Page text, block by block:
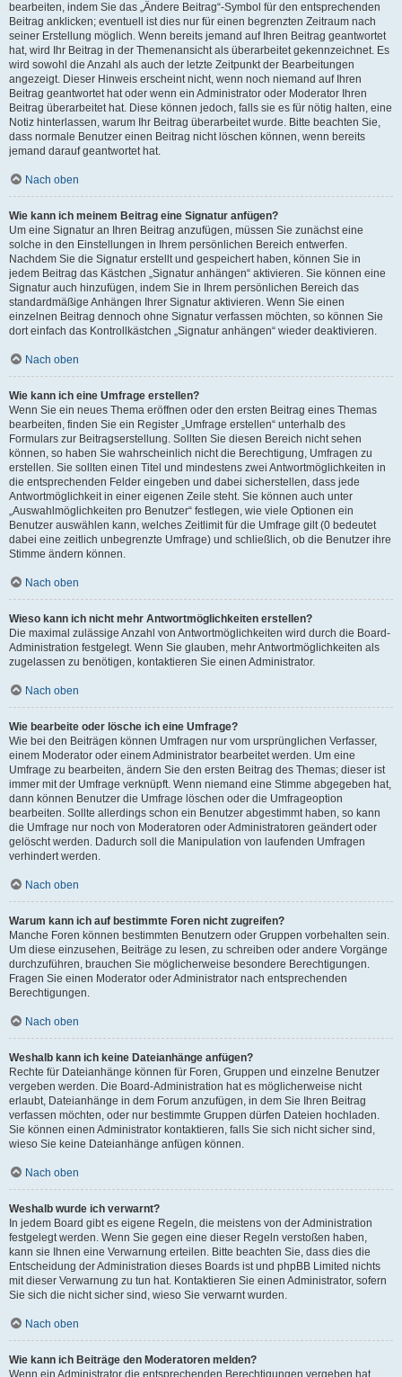
bearbeiten, indem Sie das „Ändere Beitrag“-Symbol für den entsprechenden
Beitrag anklicken; eventuell ist dies nur für einen begrenzten Zeitraum nach
seiner Erstellung möglich. Wenn bereits jemand auf Ihren Beitrag geantwortet
hat, wird Ihr Beitrag in der Themenansicht als überarbeitet gekennzeichnet. Es
wird sowohl die Anzahl als auch der letzte Zeitpunkt der Bearbeitungen
angezeigt. Dieser Hinweis erscheint nicht, wenn noch niemand auf Ihren
Beitrag geantwortet hat oder wenn ein Administrator oder Moderator Ihren
Beitrag überarbeitet hat. Diese können jedoch, falls sie es für nötig halten, eine
Notiz hinterlassen, warum Ihr Beitrag überarbeitet wurde. Bitte beachten Sie,
dass normale Benutzer einen Beitrag nicht löschen können, wenn bereits
jemand darauf geantwortet hat.
Nach oben
Wie kann ich meinem Beitrag eine Signatur anfügen?
Um eine Signatur an Ihren Beitrag anzufügen, müssen Sie zunächst eine
solche in den Einstellungen in Ihrem persönlichen Bereich entwerfen.
Nachdem Sie die Signatur erstellt und gespeichert haben, können Sie in
jedem Beitrag das Kästchen „Signatur anhängen“ aktivieren. Sie können eine
Signatur auch hinzufügen, indem Sie in Ihrem persönlichen Bereich das
standardmäßige Anhängen Ihrer Signatur aktivieren. Wenn Sie einen
einzelnen Beitrag dennoch ohne Signatur verfassen möchten, so können Sie
dort einfach das Kontrollkästchen „Signatur anhängen“ wieder deaktivieren.
Nach oben
Wie kann ich eine Umfrage erstellen?
Wenn Sie ein neues Thema eröffnen oder den ersten Beitrag eines Themas
bearbeiten, finden Sie ein Register „Umfrage erstellen“ unterhalb des
Formulars zur Beitragserstellung. Sollten Sie diesen Bereich nicht sehen
können, so haben Sie wahrscheinlich nicht die Berechtigung, Umfragen zu
erstellen. Sie sollten einen Titel und mindestens zwei Antwortmöglichkeiten in
die entsprechenden Felder eingeben und dabei sicherstellen, dass jede
Antwortmöglichkeit in einer eigenen Zeile steht. Sie können auch unter
„Auswahlmöglichkeiten pro Benutzer“ festlegen, wie viele Optionen ein
Benutzer auswählen kann, welches Zeitlimit für die Umfrage gilt (0 bedeutet
dabei eine zeitlich unbegrenzte Umfrage) und schließlich, ob die Benutzer ihre
Stimme ändern können.
Nach oben
Wieso kann ich nicht mehr Antwortmöglichkeiten erstellen?
Die maximal zulässige Anzahl von Antwortmöglichkeiten wird durch die Board-
Administration festgelegt. Wenn Sie glauben, mehr Antwortmöglichkeiten als
zugelassen zu benötigen, kontaktieren Sie einen Administrator.
Nach oben
Wie bearbeite oder lösche ich eine Umfrage?
Wie bei den Beiträgen können Umfragen nur vom ursprünglichen Verfasser,
einem Moderator oder einem Administrator bearbeitet werden. Um eine
Umfrage zu bearbeiten, ändern Sie den ersten Beitrag des Themas; dieser ist
immer mit der Umfrage verknüpft. Wenn niemand eine Stimme abgegeben hat,
dann können Benutzer die Umfrage löschen oder die Umfrageoption
bearbeiten. Sollte allerdings schon ein Benutzer abgestimmt haben, so kann
die Umfrage nur noch von Moderatoren oder Administratoren geändert oder
gelöscht werden. Dadurch soll die Manipulation von laufenden Umfragen
verhindert werden.
Nach oben
Warum kann ich auf bestimmte Foren nicht zugreifen?
Manche Foren können bestimmten Benutzern oder Gruppen vorbehalten sein.
Um diese einzusehen, Beiträge zu lesen, zu schreiben oder andere Vorgänge
durchzuführen, brauchen Sie möglicherweise besondere Berechtigungen.
Fragen Sie einen Moderator oder Administrator nach entsprechenden
Berechtigungen.
Nach oben
Weshalb kann ich keine Dateianhänge anfügen?
Rechte für Dateianhänge können für Foren, Gruppen und einzelne Benutzer
vergeben werden. Die Board-Administration hat es möglicherweise nicht
erlaubt, Dateianhänge in dem Forum anzufügen, in dem Sie Ihren Beitrag
verfassen möchten, oder nur bestimmte Gruppen dürfen Dateien hochladen.
Sie können einen Administrator kontaktieren, falls Sie sich nicht sicher sind,
wieso Sie keine Dateianhänge anfügen können.
Nach oben
Weshalb wurde ich verwarnt?
In jedem Board gibt es eigene Regeln, die meistens von der Administration
festgelegt werden. Wenn Sie gegen eine dieser Regeln verstoßen haben,
kann sie Ihnen eine Verwarnung erteilen. Bitte beachten Sie, dass dies die
Entscheidung der Administration dieses Boards ist und phpBB Limited nichts
mit dieser Verwarnung zu tun hat. Kontaktieren Sie einen Administrator, sofern
Sie sich die nicht sicher sind, wieso Sie verwarnt wurden.
Nach oben
Wie kann ich Beiträge den Moderatoren melden?
Wenn ein Administrator die entsprechenden Berechtigungen vergeben hat,